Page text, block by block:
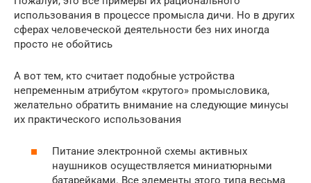
использования в процессе промысла дичи. Но в других
сферах человеческой деятельности без них иногда
просто не обойтись
А вот тем, кто считает подобные устройства
непременным атрибутом «крутого» промысловика,
желательно обратить внимание на следующие минусы
их практического использования
Питание электронной схемы активных
наушников осуществляется миниатюрными
батарейками. Все элементы этого типа весьма